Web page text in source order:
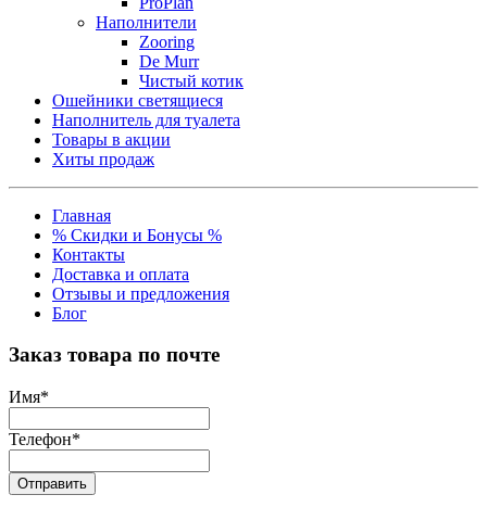
Наполнители
Zooring
De Murr
Чистый котик
Ошейники светящиеся
Наполнитель для туалета
Товары в акции
Хиты продаж
Главная
% Скидки и Бонусы %
Контакты
Доставка и оплата
Отзывы и предложения
Блог
Заказ товара по почте
Имя*
Телефон*
Отправить